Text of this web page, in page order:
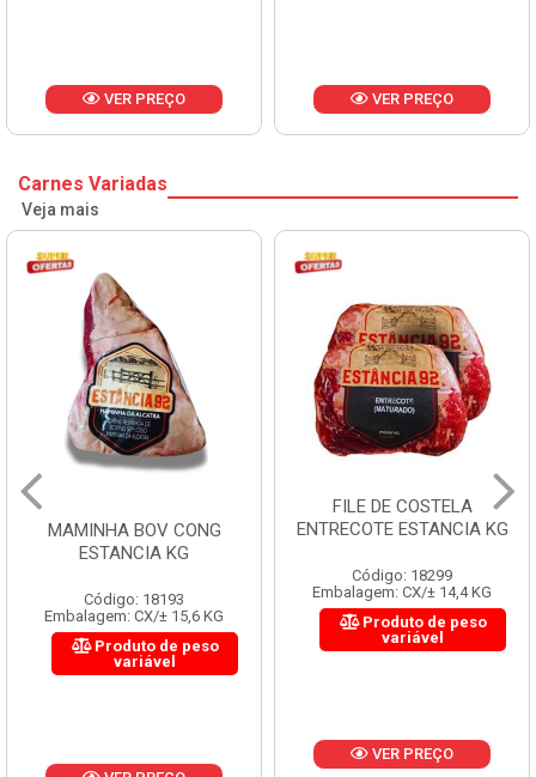
VER PREÇO VER PREÇO
Carnes Variadas
Veja mais
MAMINHA BOV CONG
ESTANCIA KG
Código: 18193
Embalagem: CX/± 15,6 KG
Produto de peso
variável
FILE DE COSTELA
ENTRECOTE ESTANCIA KG
Código: 18299
Embalagem: CX/± 14,4 KG
Produto de peso
variável
VER PREÇO